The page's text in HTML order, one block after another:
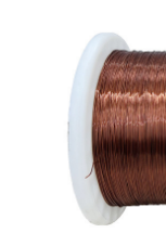
Casa.
Prodotti
Spettacolo VR